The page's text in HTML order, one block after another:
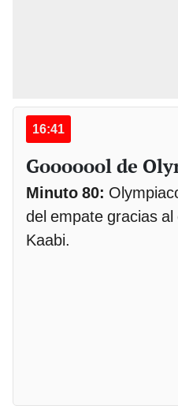
16:41
Gooooool de
Minuto 80:
del empate gracias
Kaabi.